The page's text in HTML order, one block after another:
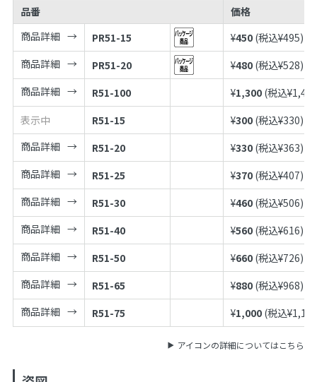
品番
価格
商品詳細
PR51-15 ¥450 (税込¥495)
商品詳細
PR51-20 ¥480 (税込¥528)
商品詳細
R51-100 ¥1,300 (税込¥1,430
表示中
R51-15 ¥300 (税込¥330)
商品詳細
R51-20 ¥330 (税込¥363)
商品詳細
R51-25 ¥370 (税込¥407)
商品詳細
R51-30 ¥460 (税込¥506)
商品詳細
R51-40 ¥560 (税込¥616)
商品詳細
R51-50 ¥660 (税込¥726)
商品詳細
R51-65 ¥880 (税込¥968)
商品詳細
R51-75 ¥1,000 (税込¥1,100
アイコンの詳細についてはこちら